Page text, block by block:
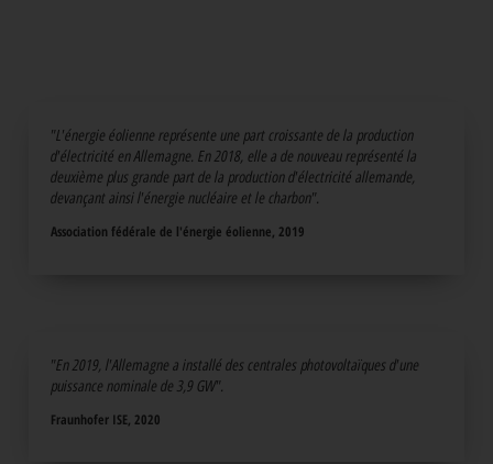
"L'énergie éolienne représente une part croissante de la production
d'électricité en Allemagne. En 2018, elle a de nouveau représenté la
deuxième plus grande part de la production d'électricité allemande,
devançant ainsi l'énergie nucléaire et le charbon".
Association fédérale de l'énergie éolienne, 2019
"En 2019, l'Allemagne a installé des centrales photovoltaïques d'une
puissance nominale de 3,9 GW".
Fraunhofer ISE, 2020